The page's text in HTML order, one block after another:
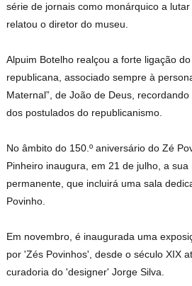
série de jornais como monárquico a lutar
relatou o diretor do museu.
Alpuim Botelho realçou a forte ligação
republicana, associado sempre à
Maternal”, de João de Deus,
dos postulados do republicanismo.
No âmbito do 150.º aniversário do Zé
Pinheiro inaugura, em 21 de julho, a sua
permanente, que incluirá uma sala
Povinho.
Em novembro, é inaugurada uma
por 'Zés Povinhos', desde o século XIX
curadoria do 'designer' Jorge Silva.